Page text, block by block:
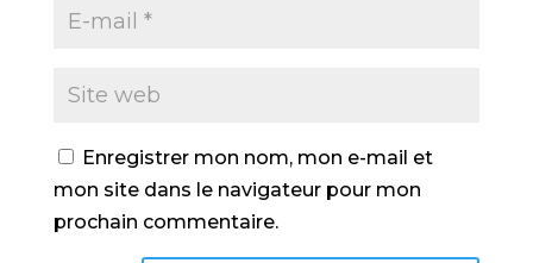
Enregistrer mon nom, mon e-mail et
mon site dans le navigateur pour mon
prochain commentaire.